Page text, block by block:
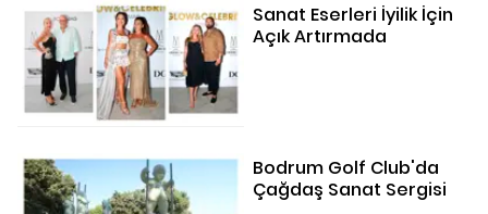
Sanat Eserleri İyilik İçin
Açık Artırmada
Bodrum Golf Club'da
Çağdaş Sanat Sergisi